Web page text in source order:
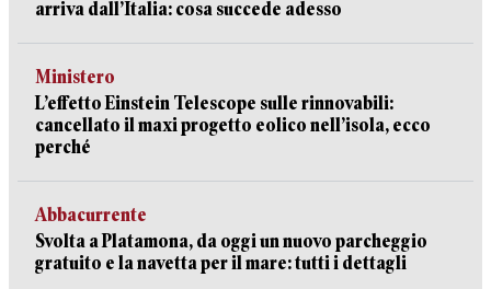
arriva dall’Italia: cosa succede adesso
Ministero
L’effetto Einstein Telescope sulle rinnovabili:
cancellato il maxi progetto eolico nell’isola, ecco
perché
Abbacurrente
Svolta a Platamona, da oggi un nuovo parcheggio
gratuito e la navetta per il mare: tutti i dettagli